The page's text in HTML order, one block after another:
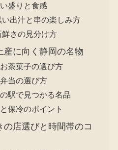
盛りと食感
出汁と串の楽しみ方
鮮さの見分け方
産に向く静岡の名物
茶菓子の選び方
当の選び方
駅で見つかる名品
保冷のポイント
の店選びと時間帯のコ